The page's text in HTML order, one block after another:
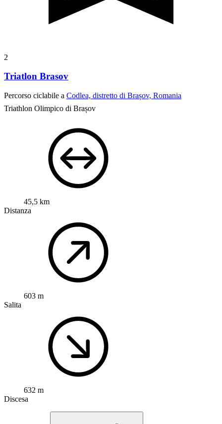
2
Triatlon Brasov
Percorso ciclabile a Codlea, distretto di Brașov, Romania
Triathlon Olimpico di Brașov
45,5 km
Distanza
603 m
Salita
632 m
Discesa